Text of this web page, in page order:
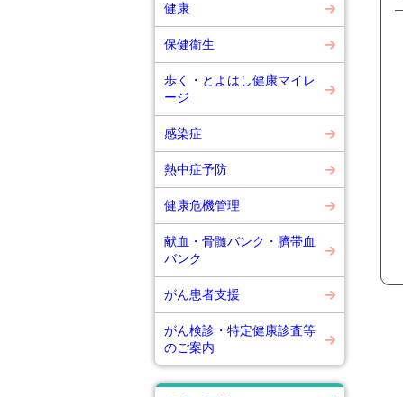
健康
保健衛生
歩く・とよはし健康マイレ
ージ
感染症
熱中症予防
健康危機管理
献血・骨髄バンク・臍帯血
バンク
がん患者支援
がん検診・特定健康診査等
のご案内